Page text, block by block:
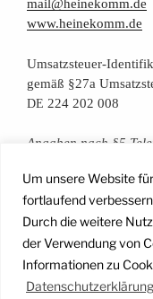
Um unsere Website
fortlaufend
Durch die weitere
der Verwendung von
Informationen zu
mail@heinekomm.de
www.heinekomm.de
Umsatz­steu­er-
gemäß §27a
DE 224 202 008
Anga­ben nach §5
Daten­schutz­er­klä­rung
Facebook